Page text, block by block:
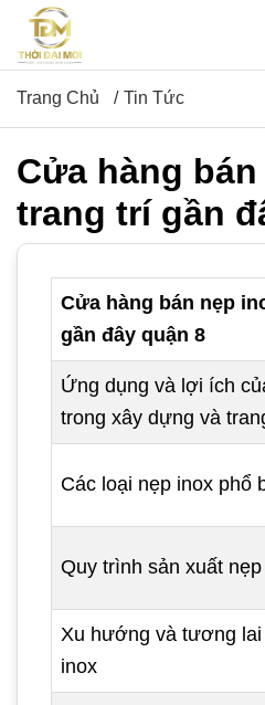
Trang Chủ Tin Tức
Cửa hàng
trang trí gần
Cửa hàng bán nẹp
gần đây quận 8
Ứng dụng và lợi ích
trong xây dựng và
Các loại nẹp inox phổ
Quy trình sản xuất
Xu hướng và tương lai
inox